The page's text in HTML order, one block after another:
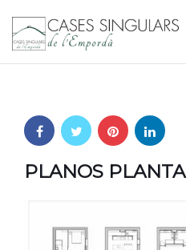
PLANOS PLANTA